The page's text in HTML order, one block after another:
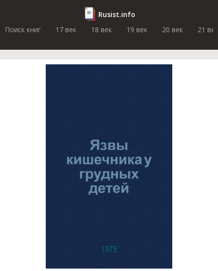
Rusist.info
Поиск книг
17 век 18 век 19 век 20 век 21 век